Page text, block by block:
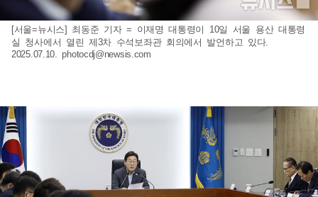
[서울=뉴시스] 최동준 기자 = 이재명 대통령이 10일 서울 용산 대통령
실 청사에서 열린 제3차 수석보좌관 회의에서 발언하고 있다.
2025.07.10.photocdj@newsis.com